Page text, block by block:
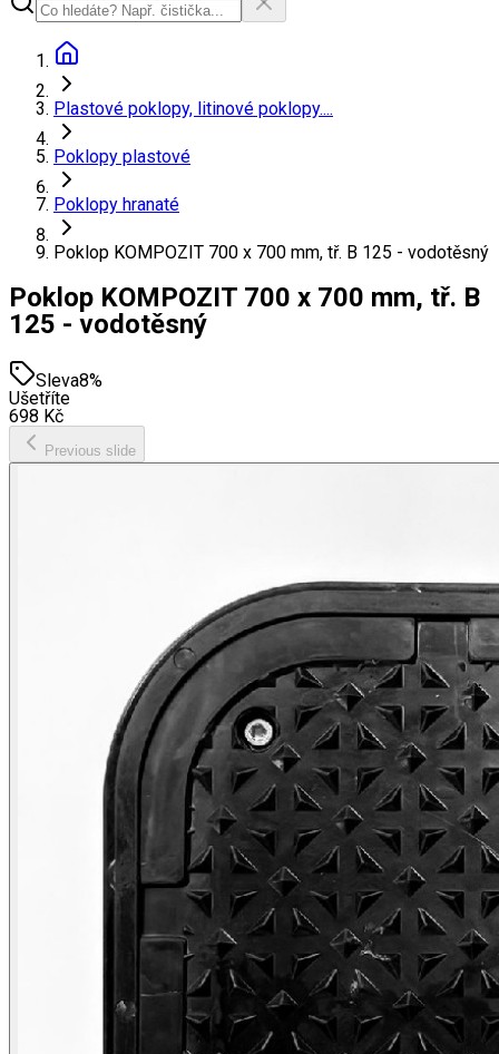
Plastové poklopy, litinové poklopy....
Poklopy plastové
Poklopy hranaté
Poklop KOMPOZIT 700 x 700 mm, tř. B 125 - vodotěsný
Poklop KOMPOZIT 700 x 700 mm, tř. B
125 - vodotěsný
Sleva8%
Ušetříte
698 Kč
Previous slide